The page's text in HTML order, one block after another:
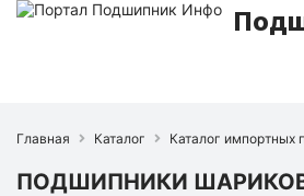
Главная Каталог Каталог импортных
ПОДШИПНИКИ